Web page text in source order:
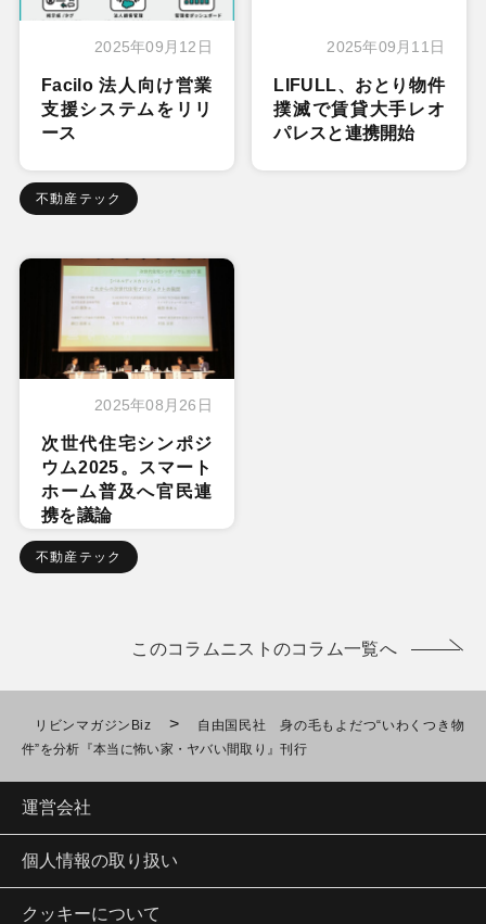
2025年09月12日
Facilo 法人向け営業
支援システムをリリ
ース
不動産テック
2025年09月11日
LIFULL、おとり物件
撲滅で賃貸大手レオ
パレスと連携開始
2025年08月26日
次世代住宅シンポジ
ウム2025。スマート
ホーム普及へ官民連
携を議論
不動産テック
このコラムニストのコラム一覧へ
リビンマガジンBiz >
自由国民社 身の毛もよだつ“いわくつき物
件”を分析『本当に怖い家・ヤバい間取り』刊行
運営会社
個人情報の取り扱い
クッキーについて